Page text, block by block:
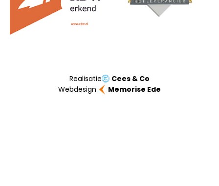
Realisatie
Cees & Co
Webdesign
Memorise Ede